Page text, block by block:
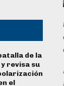
de la
revisa su
el